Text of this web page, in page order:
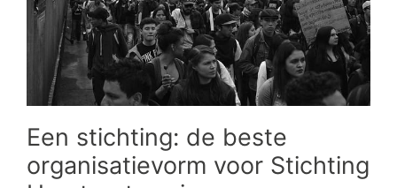
Een stichting: de beste
organisatievorm voor Stichting